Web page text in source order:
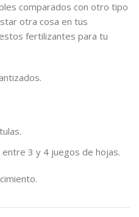
comparados con otro tipo
otra cosa en tus
fertilizantes para tu
3 y 4 juegos de hojas.